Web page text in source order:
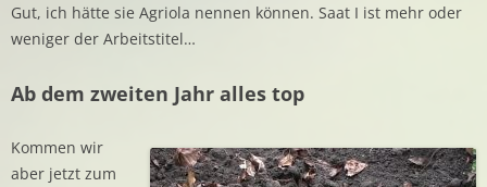
Gut, ich hätte sie Agriola nennen können. Saat I ist mehr oder
weniger der Arbeitstitel…
Ab dem zweiten Jahr alles top
Kommen wir
aber jetzt zum